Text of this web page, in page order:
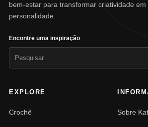
bem-estar para transformar criatividade
personalidade.
Encontre uma inspiração
EXPLORE
Crochê Sobre